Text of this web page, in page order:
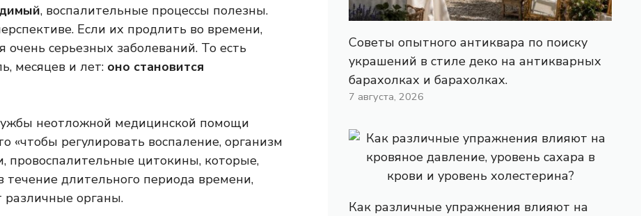
, воспалительные процессы полезны.
Если их продлить во времени,
серьезных заболеваний. То есть
месяцев и лет: оно становится
неотложной медицинской помощи
«чтобы регулировать воспаление, организм
провоспалительные цитокины, которые,
длительного периода времени,
различные органы.
Советы опытного антиквара по поиску
украшений в стиле деко на антикварных
барахолках и барахолках.
7 августа, 2026
Как различные упражнения влияют на